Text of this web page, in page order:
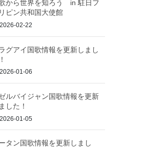
から世界を知ろう in 駐日フ
ピン共和国大使館
2026-02-22
グアイ国歌情報を更新しまし
2026-01-06
ルバイジャン国歌情報を更新
した！
2026-01-05
タン国歌情報を更新しまし